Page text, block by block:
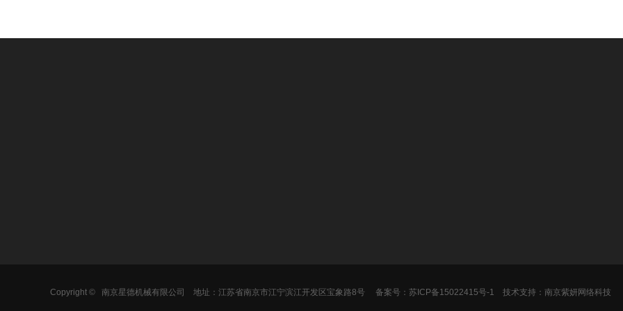
Copyright © 南京星德机械有限公司 地址：江苏省南京市江宁滨江开发区宝象路8号 备案号： 苏ICP备15022415号-1 技术支持： 南京紫妍网络科技